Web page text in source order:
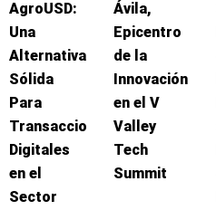
AgroUSD:
Una
Alternativa
Sólida
Para
Transacciones
Digitales
en el
Sector
Ávila,
Epicentro
de la
Innovación
en el V
Valley
Tech
Summit